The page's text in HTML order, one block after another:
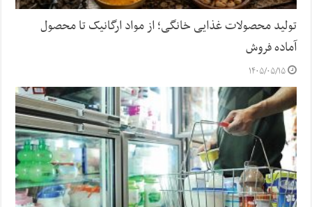
تولید محصولات غذایی خانگی؛ از مواد ارگانیک تا محصول
آماده فروش
۱۴۰۵/۰۵/۱۵